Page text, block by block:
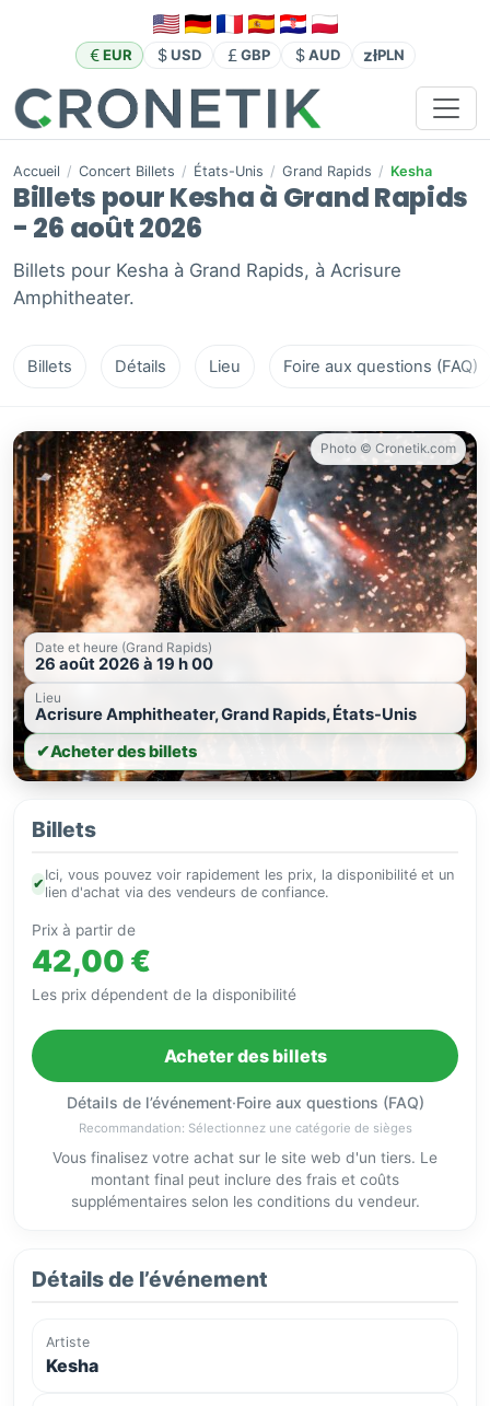
EUR USD GBP AUD złPLN
Accueil / Concert Billets / États-Unis / Grand Rapids / Kesha
Billets pour Kesha à Grand Rapids
- 26 août 2026
Billets pour Kesha à Grand Rapids, à Acrisure
Amphitheater.
Billets Détails Lieu Foire aux questions (FAQ)
Photo © Cronetik.com
Date et heure (Grand Rapids)
26 août 2026 à 19 h 00
Lieu
Acrisure Amphitheater, Grand Rapids, États-Unis
✔Acheter des billets
Billets
✔
Ici, vous pouvez voir rapidement les prix, la disponibilité et un
lien d'achat via des vendeurs de confiance.
Prix à partir de
42,00 €
Les prix dépendent de la disponibilité
Acheter des billets
Détails de l’événement·Foire aux questions (FAQ)
Recommandation: Sélectionnez une catégorie de sièges
Vous finalisez votre achat sur le site web d'un tiers. Le
montant final peut inclure des frais et coûts
supplémentaires selon les conditions du vendeur.
Détails de l’événement
Artiste
Kesha